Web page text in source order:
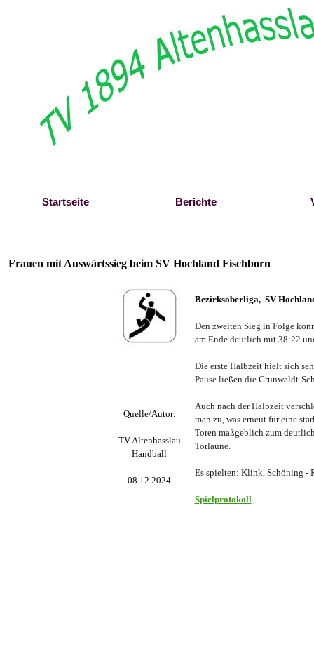
Startseite Berichte
Frauen mit Auswärtssieg beim SV Hochland Fischborn
Quelle/Autor:
TV Altenhasslau
Handball
08.12.2024
Bezirksoberliga, SV
Den zweiten Sieg in Folge
am Ende deutlich mit 38:22
Die erste Halbzeit hielt sich
Pause ließen die Grunwaldt-
Auch nach der Halbzeit
man zu, was erneut für eine
Toren maßgeblich zum
Torlaune.
Es spielten: Klink, Schöning -
Spielprotokoll